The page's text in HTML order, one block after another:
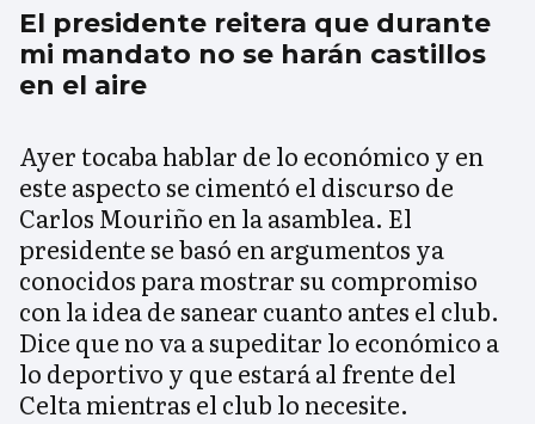
El presidente reitera que durante
mi mandato no se harán castillos
en el aire
Ayer tocaba hablar de lo económico y en
este aspecto se cimentó el discurso de
Carlos Mouriño en la asamblea. El
presidente se basó en argumentos ya
conocidos para mostrar su compromiso
con la idea de sanear cuanto antes el club.
Dice que no va a supeditar lo económico a
lo deportivo y que estará al frente del
Celta mientras el club lo necesite.